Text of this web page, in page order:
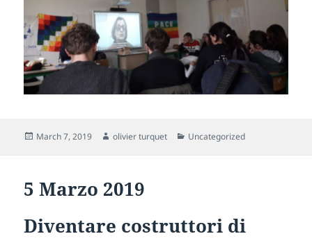
Posted
March 7, 2019 Author
olivier turquet Categories
Uncategorized
5 Marzo 2019
Diventare costruttori di